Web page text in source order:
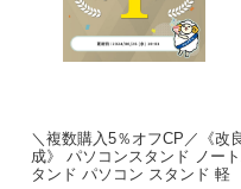
＼複数購入5％オフCP／《改
成》 パソコンスタンド ノー
タンド パソコン スタンド 軽